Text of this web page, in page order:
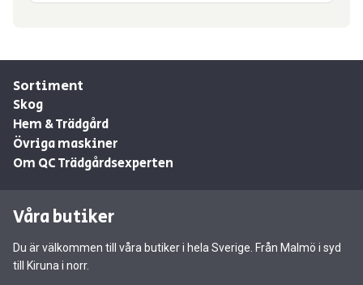
Sortiment
Skog
Hem & Trädgård
Övriga maskiner
Om QC Trädgårdsexperten
Våra butiker
Du är välkommen till våra butiker i hela Sverige. Från Malmö i syd
till Kiruna i norr.